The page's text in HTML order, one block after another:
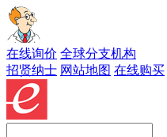
在线询价 全球分支机构
招贤纳士 网站地图 在线购买